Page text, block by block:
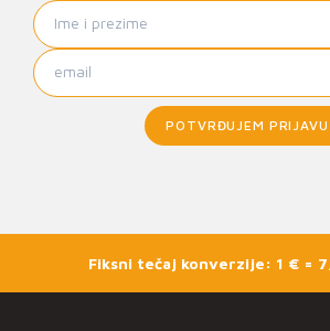
POTVRĐUJEM PRIJAVU
Fiksni tečaj konverzije: 1 € =